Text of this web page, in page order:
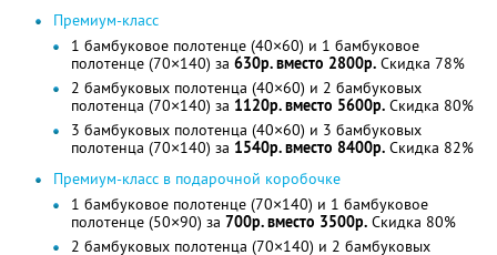
Премиум-класс
1 бамбуковое полотенце (40×60) и 1 бамбуковое
полотенце (70×140) за 630р. вместо 2800р. Скидка 78%
2 бамбуковых полотенца (40×60) и 2 бамбуковых
полотенца (70×140) за 1120р. вместо 5600р. Скидка 80%
3 бамбуковых полотенца (40×60) и 3 бамбуковых
полотенца (70×140) за 1540р. вместо 8400р. Скидка 82%
Премиум-класс в подарочной коробочке
1 бамбуковое полотенце (70×140) и 1 бамбуковое
полотенце (50×90) за 700р. вместо 3500р. Скидка 80%
2 бамбуковых полотенца (70×140) и 2 бамбуковых